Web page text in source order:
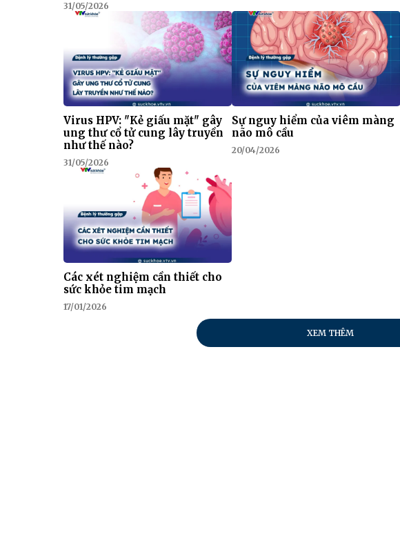
31/05/2026
Virus HPV: "Kẻ giấu mặt" gây
ung thư cổ tử cung lây truyền
như thế nào?
31/05/2026
Sự nguy hiểm của viêm màng
não mô cầu
20/04/2026
Các xét nghiệm cần thiết cho
sức khỏe tim mạch
17/01/2026
XEM THÊM